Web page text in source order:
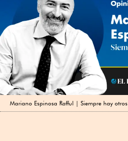
Mariano Espinosa Rafful | Siempre hay otros